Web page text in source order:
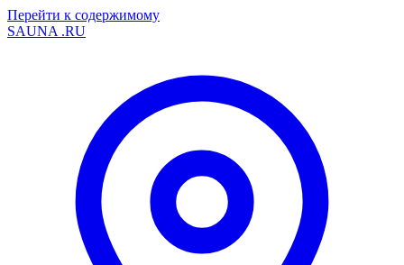
Перейти к содержимому
SAUNA .RU